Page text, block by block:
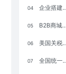
04 企业搭建积分商城系统要注意什么？
05 B2B商城系统搭建：开发语言、功能、优势分析
06 美国关税政策冲击全球电商格局：五大类平台受重创，转型与自救成关键
07 全国统一大市场：电商如何掘金新蓝海？